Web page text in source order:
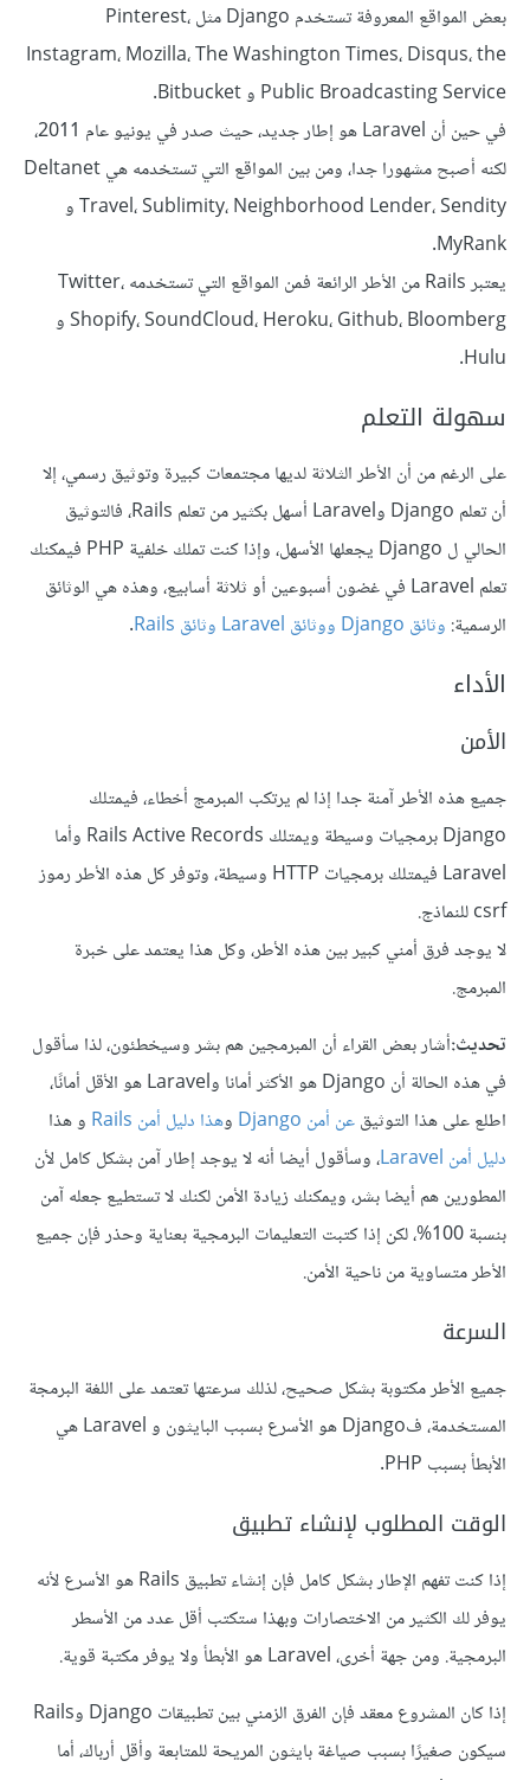
بعض المواقع المعروفة تستخدم Django مثل Pinterest،
Instagram، Mozilla، The Washington Times، Disqus، the
Public Broadcasting Service و Bitbucket.
في حين أن Laravel هو إطار جديد، حيث صدر في يونيو عام 2011،
لكنه أصبح مشهورا جدا، ومن بين المواقع التي تستخدمه هي Deltanet
Travel، Sublimity، Neighborhood Lender، Sendity و
MyRank.
يعتبر Rails من الأطر الرائعة فمن المواقع التي تستخدمه Twitter،
Shopify، SoundCloud، Heroku، Github، Bloomberg و
Hulu.
سهولة التعلم
على الرغم من أن الأطر الثلاثة لديها مجتمعات كبيرة وتوثيق رسمي، إلا
أن تعلم Django وLaravel أسهل بكثير من تعلم Rails، فالتوثيق
الحالي ل Django يجعلها الأسهل، وإذا كنت تملك خلفية PHP فيمكنك
تعلم Laravel في غضون أسبوعين أو ثلاثة أسابيع، وهذه هي الوثائق
الرسمية: وثائق Django ووثائق Laravel وثائق Rails .
الأداء
الأمن
جميع هذه الأطر آمنة جدا إذا لم يرتكب المبرمج أخطاء، فيمتلك
Django برمجيات وسيطة ويمتلك Rails Active Records وأما
Laravel فيمتلك برمجيات HTTP وسيطة، وتوفر كل هذه الأطر رموز
csrf للنماذج.
لا يوجد فرق أمني كبير بين هذه الأطر، وكل هذا يعتمد على خبرة
المبرمج.
تحديث:أشار بعض القراء أن المبرمجين هم بشر وسيخطئون، لذا سأقول
في هذه الحالة أن Django هو الأكثر أمانا وLaravel هو الأقل أمانًا،
اطلع على هذا التوثيقعن أمن Django وهذا دليل أمن Rails
و هذا
دليل أمن Laravel
، وسأقول أيضا أنه لا يوجد إطار آمن بشكل كامل لأن
المطورين هم أيضا بشر، ويمكنك زيادة الأمن لكنك لا تستطيع جعله آمن
بنسبة 100%، لكن إذا كتبت التعليمات البرمجية بعناية وحذر فإن جميع
الأطر متساوية من ناحية الأمن.
السرعة
جميع الأطر مكتوبة بشكل صحيح، لذلك سرعتها تعتمد على اللغة البرمجة
المستخدمة، فDjango هو الأسرع بسبب البايثون و Laravel هي
الأبطأ بسبب PHP.
الوقت المطلوب لإنشاء تطبيق
إذا كنت تفهم الإطار بشكل كامل فإن إنشاء تطبيق Rails هو الأسرع لأنه
يوفر لك الكثير من الاختصارات وبهذا ستكتب أقل عدد من الأسطر
البرمجية. ومن جهة أخرى، Laravel هو الأبطأ ولا يوفر مكتبة قوية.
إذا كان المشروع معقد فإن الفرق الزمني بين تطبيقات Django وRails
سيكون صغيرًا بسبب صياغة بايثون المريحة للمتابعة وأقل أرباك، أما